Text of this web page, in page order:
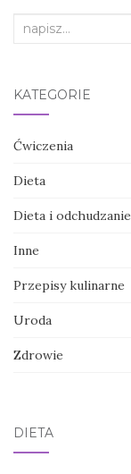
Search
KATEGORIE
Ćwiczenia
Dieta
Dieta i odchudzanie
Inne
Przepisy kulinarne
Uroda
Zdrowie
DIETA